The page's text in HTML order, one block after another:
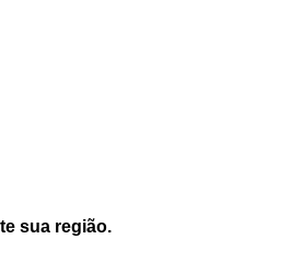
sua região.